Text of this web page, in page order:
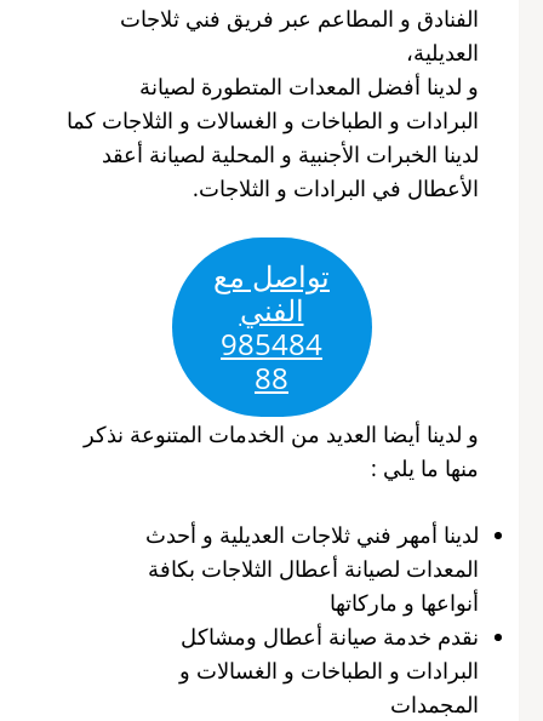
الفنادق و المطاعم عبر فريق فني ثلاجات
العديلية،
و لدينا أفضل المعدات المتطورة لصيانة
البرادات و الطباخات و الغسالات و الثلاجات كما
لدينا الخبرات الأجنبية و المحلية لصيانة أعقد
الأعطال في البرادات و الثلاجات.
تواصل مع
الفني
985484
88
و لدينا أيضا العديد من الخدمات المتنوعة نذكر
منها ما يلي :
لدينا أمهر فني ثلاجات العديلية و أحدث
المعدات لصيانة أعطال الثلاجات بكافة
أنواعها و ماركاتها
نقدم خدمة صيانة أعطال ومشاكل
البرادات و الطباخات و الغسالات و
المجمدات